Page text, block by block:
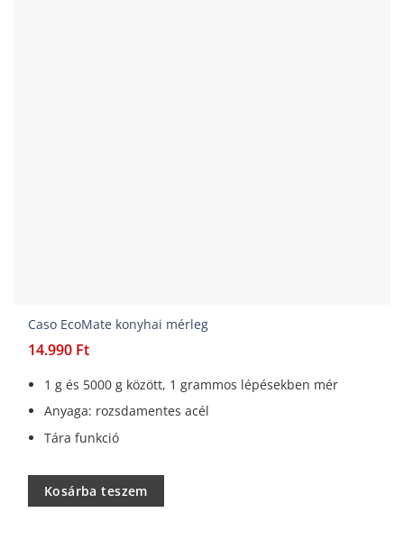
Caso EcoMate konyhai mérleg
14.990 Ft
1 g és 5000 g között, 1 grammos lépésekben mér
Anyaga: rozsdamentes acél
Tára funkció
Kosárba teszem